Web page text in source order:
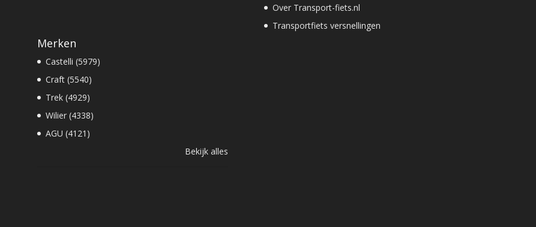
Merken
Castelli (5979)
Craft (5540)
Trek (4929)
Wilier (4338)
AGU (4121)
Bekijk alles
Over Transport-fiets.nl
Transportfiets versnellingen